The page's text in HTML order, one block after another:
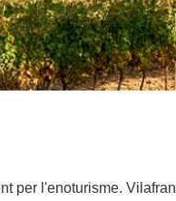
per l'enoturisme.